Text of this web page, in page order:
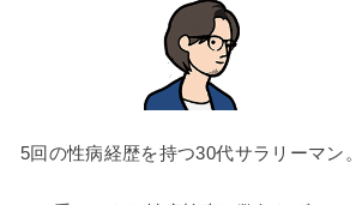
5回の性病経歴を持つ30代サラリーマン。